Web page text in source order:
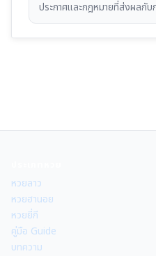
ประกาศและกฎหมายที่ส่งผลกับ
หวยลาว
หวยฮานอย
หวยยี่กี
คู่มือ Guide
บทความ